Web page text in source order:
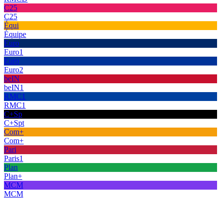
C25
C25
Équi
Équipe
Euro
Euro1
Euro
Euro2
beIN
beIN1
RMC1
RMC1
C+Sp
C+Spt
Com+
Com+
Pari
Paris1
Plan
Plan+
MCM
MCM